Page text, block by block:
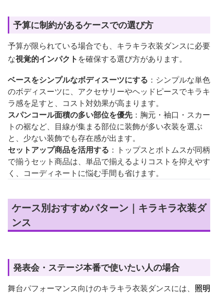
予算に制約があるケースでの選び方
予算が限られている場合でも、キラキラ衣装ダンスに必要
な視覚的インパクト を確保する選び方があります。
ベースをシンプルなボディスーツにする ：シンプルな単色
のボディスーツに、アクセサリーやヘッドピースでキラキ
ラ感を足すと、コスト対効果が高まります。
スパンコール面積の多い部位を優先：胸元・袖口・スカー
トの裾など、目線が集まる部位に装飾が多い衣装を選ぶ
と、少ない装飾でも存在感が出ます。
セットアップ商品を活用する ：トップスとボトムスが同柄
で揃うセット商品は、単品で揃えるよりコストを抑えやす
く、コーディネートに悩む手間も省けます。
ケース別おすすめパターン｜キラキラ衣装ダ
ンス
発表会・ステージ本番で使いたい人の場合
舞台パフォーマンス向けのキラキラ衣装ダンスには、 照明